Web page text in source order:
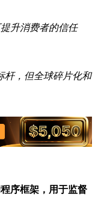
升消费者的信任
杆，但全球碎片化和
序框架，用于监督